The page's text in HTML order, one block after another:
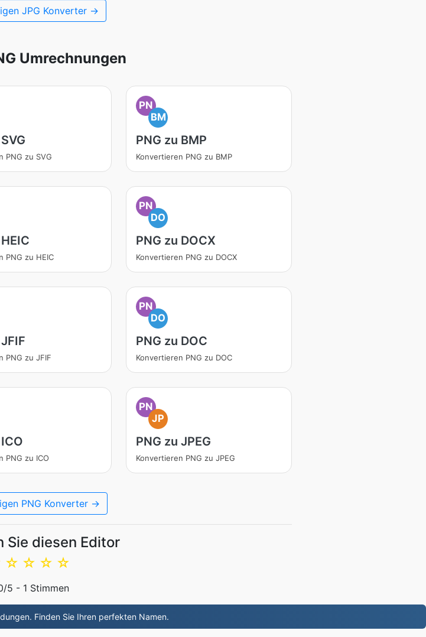
JPG Konverter →
Umrechnungen
PNG zu SVG
PN
BM
PNG zu BMP
Konvertieren PNG zu BMP
PNG zu HEIC
PN
DO
PNG zu DOCX
Konvertieren PNG zu DOCX
PNG zu JFIF
PN
DO
PNG zu DOC
Konvertieren PNG zu DOC
PNG zu ICO
PN
JP
PNG zu JPEG
Konvertieren PNG zu JPEG
PNG Konverter →
Sie diesen Editor
☆
☆
☆
☆
/5 - 1 Stimmen
Finden Sie Ihren perfekten Namen.